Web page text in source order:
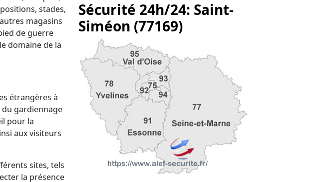
stades,
magasins
de guerre
domaine de la
étrangères à
du gardiennage
pour la
aux visiteurs
sites, tels
la présence
Sécurité 24h/24: Saint-
Siméon (77169)